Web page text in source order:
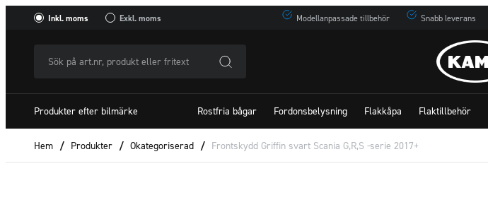
Inkl. moms Exkl. moms Modellanpassade tillbehör Snabb leverans
art.nr,
produkt
eller
fritextSök
Produkter efter bilmärke Rostfria bågar Fordonsbelysning Flakkåpa Flaktillbehör
Hem / Produkter / Okategoriserad / Frontskydd Griffin svart Scania G,R,S -serie 2017+